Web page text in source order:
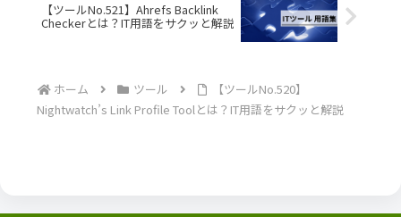
【ツールNo.521】Ahrefs Backlink
Checkerとは？IT用語をサクッと解説
ホーム ツール
【ツールNo.520】
Nightwatch’s Link Profile Toolとは？IT用語をサクッと解説